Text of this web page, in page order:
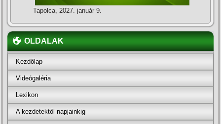
Tapolca, 2027. január 9.
OLDALAK
Kezdőlap
Videógaléria
Lexikon
A kezdetektől napjainkig